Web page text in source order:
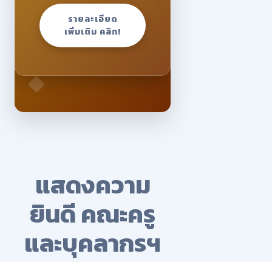
รายละเอียด
เพิ่มเติม คลิก!
แสดงความ
ยินดี คณะครู
และบุคลากรฯ